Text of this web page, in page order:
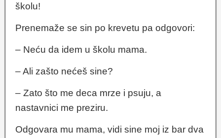
školu!
Prenemaže se sin po krevetu pa odgovori:
– Neću da idem u školu mama.
– Ali zašto nećeš sine?
– Zato što me deca mrze i psuju, a
nastavnici me preziru.
Odgovara mu mama, vidi sine moj iz bar dva